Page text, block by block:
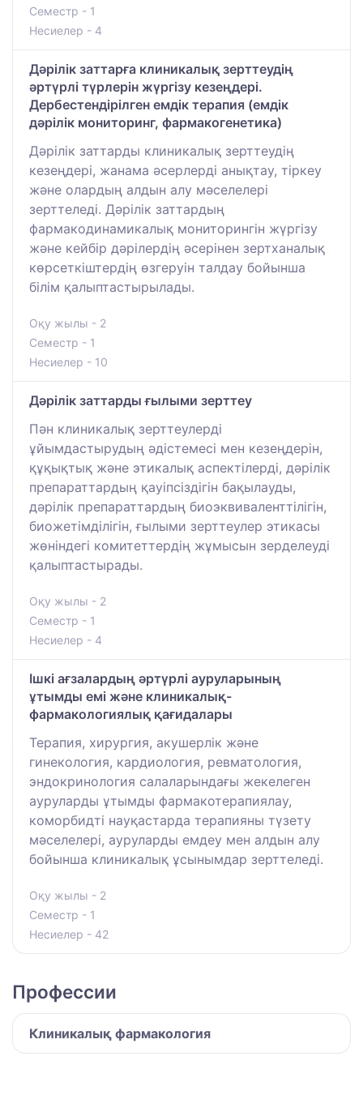
Семестр - 1
Несиелер - 4
Дәрілік заттарға клиникалық зерттеудің
әртүрлі түрлерін жүргізу кезеңдері.
Дербестендірілген емдік терапия (емдік
дәрілік мониторинг, фармакогенетика)
Дәрілік заттарды клиникалық зерттеудің
кезеңдері, жанама әсерлерді анықтау, тіркеу
және олардың алдын алу мәселелері
зерттеледі. Дәрілік заттардың
фармакодинамикалық мониторингін жүргізу
және кейбір дәрілердің әсерінен зертханалық
көрсеткіштердің өзгеруін талдау бойынша
білім қалыптастырылады.
Оқу жылы - 2
Семестр - 1
Несиелер - 10
Дәрілік заттарды ғылыми зерттеу
Пән клиникалық зерттеулерді
ұйымдастырудың әдістемесі мен кезеңдерін,
құқықтық және этикалық аспектілерді, дәрілік
препараттардың қауіпсіздігін бақылауды,
дәрілік препараттардың биоэквиваленттілігін,
биожетімділігін, ғылыми зерттеулер этикасы
жөніндегі комитеттердің жұмысын зерделеуді
қалыптастырады.
Оқу жылы - 2
Семестр - 1
Несиелер - 4
Ішкі ағзалардың әртүрлі ауруларының
ұтымды емі және клиникалық-
фармакологиялық қағидалары
Терапия, хирургия, акушерлік және
гинекология, кардиология, ревматология,
эндокринология салаларындағы жекелеген
ауруларды ұтымды фармакотерапиялау,
коморбидті науқастарда терапияны түзету
мәселелері, ауруларды емдеу мен алдын алу
бойынша клиникалық ұсынымдар зерттеледі.
Оқу жылы - 2
Семестр - 1
Несиелер - 42
Профессии
Клиникалық фармакология